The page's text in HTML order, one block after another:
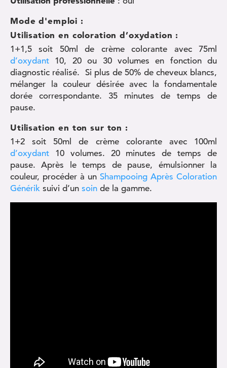
Mode d'emploi :
Utilisation en coloration d’oxydation :
1+1,5 soit 50ml de crème colorante avec 75ml
d’oxydant 10, 20 ou 30 volumes en fonction du
diagnostic réalisé. Si plus de 50% de cheveux blancs,
mélanger la couleur désirée avec la fondamentale
dorée correspondante. 35 minutes de temps de
pause.
Utilisation en ton sur ton :
1+2 soit 50ml de crème colorante avec 100ml
d’oxydant 10 volumes. 20 minutes de temps de
pause. Après le temps de pause, émulsionner la
couleur, procéder à un Shampooing Après Coloration
Générik suivi d’un soin de la gamme.